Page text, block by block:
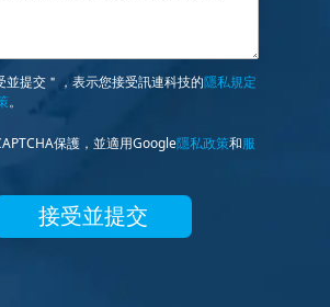
並提交＂，表示您接受訊連科技的隱私規定
。
保護，並適用Google隱私政策和服
接受並提交